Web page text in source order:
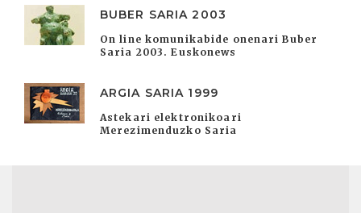
BUBER SARIA 2003
On line komunikabide onenari Buber
Saria 2003. Euskonews
ARGIA SARIA 1999
Astekari elektronikoari
Merezimenduzko Saria